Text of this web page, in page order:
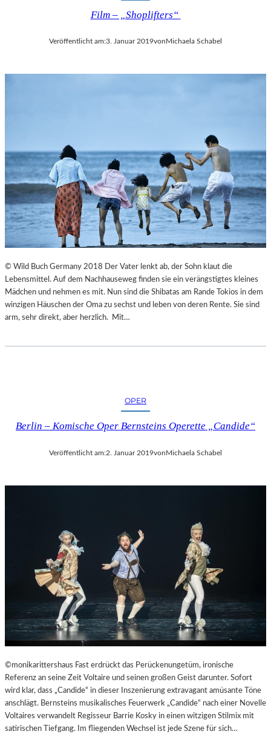
Film – „Shoplifters“
Veröffentlicht am:3. Januar 2019von Michaela Schabel
© Wild Buch Germany 2018 Der Vater lenkt ab, der Sohn klaut die
Lebensmittel. Auf dem Nachhauseweg finden sie ein verängstigtes kleines
Mädchen und nehmen es mit. Nun sind die Shibatas am Rande Tokios in dem
winzigen Häuschen der Oma zu sechst und leben von deren Rente. Sie sind
arm, sehr direkt, aber herzlich. Mit…
OPER
Berlin – Komische Oper Bernsteins Operette „Candide“
Veröffentlicht am:2. Januar 2019vonMichaela Schabel
©monikarittershaus Fast erdrückt das Perückenungetüm, ironische
Referenz an seine Zeit Voltaire und seinen großen Geist darunter. Sofort
wird klar, dass „Candide“ in dieser Inszenierung extravagant amüsante Töne
anschlägt. Bernsteins musikalisches Feuerwerk „Candide“ nach einer Novelle
Voltaires verwandelt Regisseur Barrie Kosky in einen witzigen Stilmix mit
satirischen Tiefgang. Im fliegenden Wechsel ist jede Szene für sich…